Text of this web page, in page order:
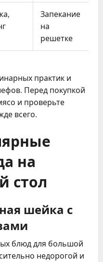
Запекание
на
решетке
практик и
Перед покупкой
и проверьте
всего.
на
стол
шейка с
блюд для большой
недорогой и